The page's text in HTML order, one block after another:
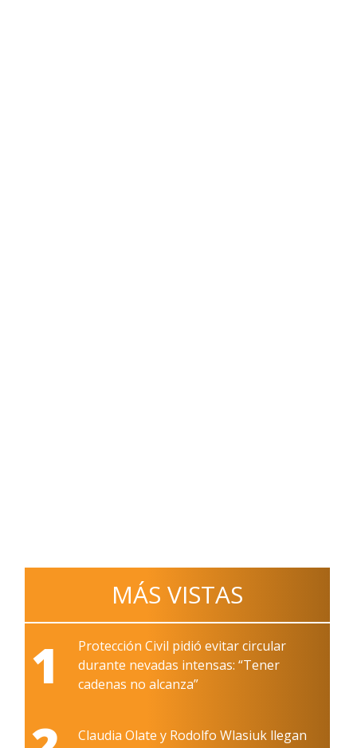
MÁS VISTAS
1
Protección Civil pidió evitar circular
durante nevadas intensas: “Tener
cadenas no alcanza”
Claudia Olate y Rodolfo Wlasiuk llegan